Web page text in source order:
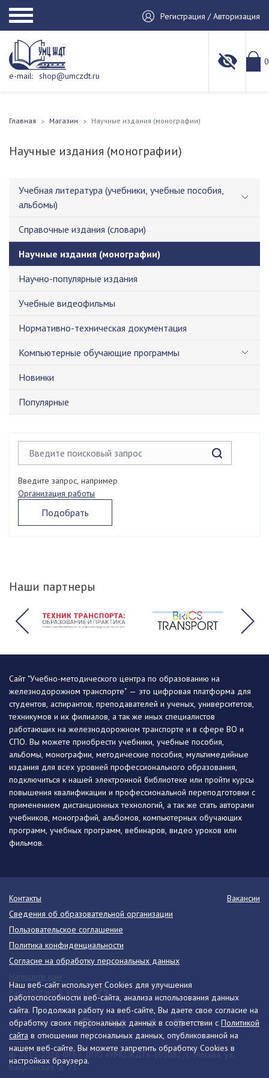
Регистрация / Авторизация
e-mail: shop@umczdt.ru
0
Главная Магазин Научные издания (монографии)
Научные издания (монографии)
Учебная литература (учебники, учебные пособия,
альбомы)
Справочные издания (словари)
Научные издания (монографии)
Научно-популярные издания
Учебные видеофильмы
Нормативно-техническая документация
Компьютерные обучающие программы
Новинки
Популярные
Подобрать
Введите запрос, например
Организация работы
Наши партнеры
Наш веб-сайт использует Cookies для улучшения
работоспособности веб-сайта, анализа использования данных
сайта. Продолжая работу на веб-сайте, Вы даете свое согласие на
обработку своих персональных данных в соответствии с Политикой
сайта в отношении персональных данных, опубликованной на
нашем веб-сайте. Вы можете запретить обработку Cookies в
настройках браузера.
Сайт "Учебно-методического центра по образованию на
железнодорожном транспорте" — это цифровая платформа для
студентов, аспирантов, преподавателей и ученых, университетов,
техникумов и их филиалов, а так же иных специалистов
работающих на железнодорожном транспорте и в сфере ВО и
СПО. Вы можете приобрести учебники, учебные пособия,
альбомы, монографии, методические пособия, мультимедийные
издания для всех уровней профессионального образования,
подключиться к нашей электронной библиотеке или пройти курсы
повышения квалификации и профессиональной переподготовки с
применением дистанционных технологий, а так же стать авторами
учебников, монографий, альбомов, компьютерных обучающих
программ, учебных программ, вебинаров, видео уроков или
фильмов.
© 2013-2026 ФГБУ ДПО «УМЦ ЖДТ» 105082, г. Москва, ул.
Бакунинская, д. 71
Контакты
Вакансии
Сведения об образовательной организации
Пользовательское соглашение
Политика конфиденциальности
Согласие на обработку персональных данных
Разработано в Victory